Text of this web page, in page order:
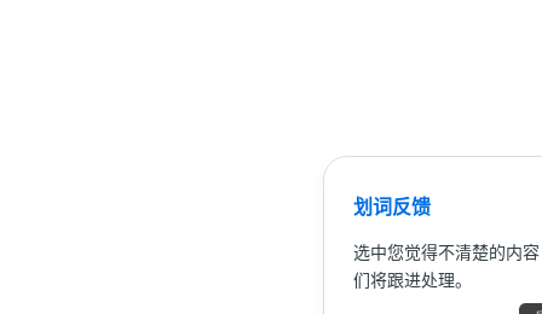
划词反馈
选中您觉得不清楚的内
们将跟进处理。